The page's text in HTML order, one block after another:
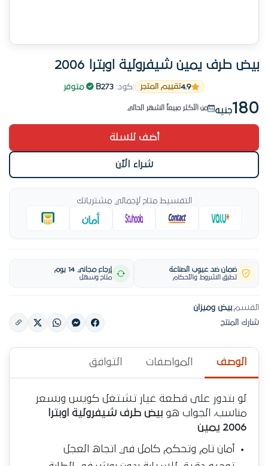
بيض طرف يمين شيفرولية اوبترا 2006
4.9تقييم المتجر كود: B273 متوفر
180جنيه
منتج جديد في بيض وميزان
من الأكثر مبيعاً الشهر الحالي
أضف للسلة
شراء الآن
التقسيط متاح لإجمالي مشترياتك
ضمان ضد عيوب الصناعة
تطبق الشروط والأحكام
إرجاع مجاني 14 يوم
متاح وسهل
القسم:بيض وميزان
شارك المنتج
الوصف المواصفات التوافق
لو بتدور على قطعة غيار تشتغل كويس وبسعر
مناسب، الجواب هو بيض طرف شيفرولية اوبترا
2006 يمين
أمان تام وتحكم كامل في اتجاه العجل